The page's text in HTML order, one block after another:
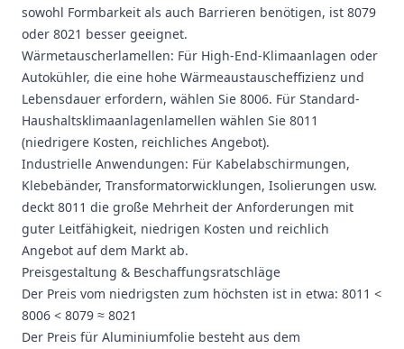
sowohl Formbarkeit als auch Barrieren benötigen, ist 8079
oder 8021 besser geeignet.
Wärmetauscherlamellen: Für High-End-Klimaanlagen oder
Autokühler, die eine hohe Wärmeaustauscheffizienz und
Lebensdauer erfordern, wählen Sie 8006. Für Standard-
Haushaltsklimaanlagenlamellen wählen Sie 8011
(niedrigere Kosten, reichliches Angebot).
Industrielle Anwendungen: Für Kabelabschirmungen,
Klebebänder, Transformatorwicklungen, Isolierungen usw.
deckt 8011 die große Mehrheit der Anforderungen mit
guter Leitfähigkeit, niedrigen Kosten und reichlich
Angebot auf dem Markt ab.
Preisgestaltung & Beschaffungsratschläge
Der Preis vom niedrigsten zum höchsten ist in etwa: 8011 <
8006 < 8079 ≈ 8021
Der Preis für Aluminiumfolie besteht aus dem